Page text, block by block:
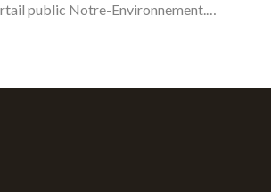
public Notre-Environnement.…